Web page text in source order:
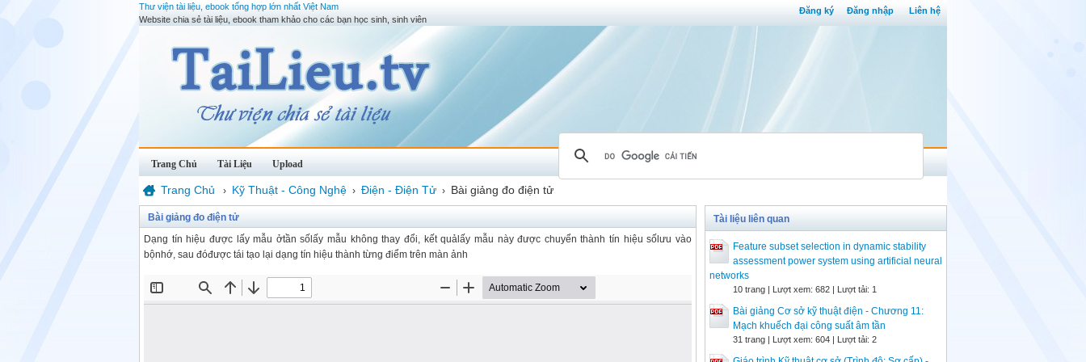
Đăng ký Đăng nhập Liên hệ
Thư viện tài liệu, ebook tổng hợp lớn nhất Việt Nam
Website chia sẻ tài liệu, ebook tham khảo cho các bạn học sinh, sinh viên
Trang Chủ Tài Liệu Upload
Trang Chủ › Kỹ Thuật - Công Nghệ › Điện - Điện Tử › Bài giảng đo điện tử
Bài giảng đo điện tử
Dạng tín hiệu được lấy mẫu ởtần sốlấy mẫu không thay đổi, kết quảlấy mẫu này được chuyển thành tín hiệu sốlưu vào
bộnhớ, sau đóđược tái tạo lại dạng tín hiệu thành từng điểm trên màn ảnh
Tài liệu liên quan
Feature subset selection in dynamic stability
assessment power system using artificial neural
networks
10 trang | Lượt xem: 682 | Lượt tải: 1
Bài giảng Cơ sở kỹ thuật điện - Chương 11:
Mạch khuếch đại công suất âm tần
31 trang | Lượt xem: 604 | Lượt tải: 2